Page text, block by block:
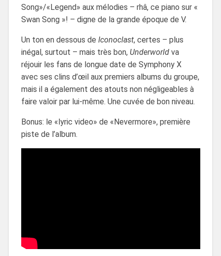
Song»/«Legend» aux mélodies – rhâ, ce piano sur «
Swan Song »! – digne de la grande époque de V.
Un ton en dessous de Iconoclast, certes – plus
inégal, surtout – mais très bon, Underworldva
réjouir les fans de longue date de Symphony X
avec ses clins d’œil aux premiers albums du groupe,
mais il a également des atouts non négligeables à
faire valoir par lui-même. Une cuvée de bon niveau.
Bonus: le «lyric video» de «Nevermore», première
piste de l’album.